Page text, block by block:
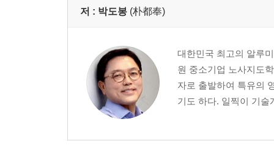
저 : 박도봉 (朴都奉)
대한민국 최고의 알루
원 중소기업 노사지도
자로 출발하여 특유의
기도 하다. 일찍이 기